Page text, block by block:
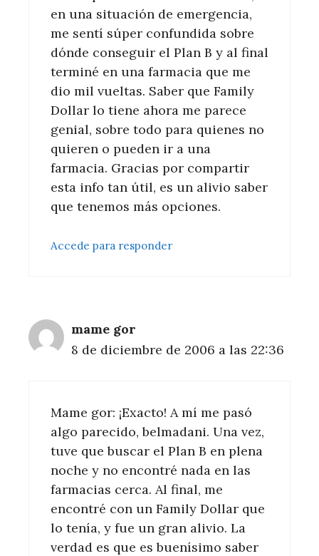
en una situación de emergencia,
me sentí súper confundida sobre
dónde conseguir el Plan B y al final
terminé en una farmacia que me
dio mil vueltas. Saber que Family
Dollar lo tiene ahora me parece
genial, sobre todo para quienes no
quieren o pueden ir a una
farmacia. Gracias por compartir
esta info tan útil, es un alivio saber
que tenemos más opciones.
Accede para responder
mame gor
8 de diciembre de 2006 a las 22:36
Mame gor: ¡Exacto! A mí me pasó
algo parecido, belmadani. Una vez,
tuve que buscar el Plan B en plena
noche y no encontré nada en las
farmacias cerca. Al final, me
encontré con un Family Dollar que
lo tenía, y fue un gran alivio. La
verdad es que es buenísimo saber